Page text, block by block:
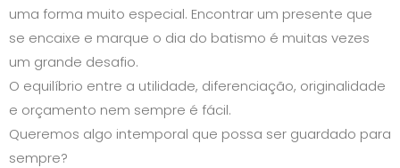
uma forma muito especial. Encontrar um presente que
se encaixe e marque o dia do batismo é muitas vezes
um grande desafio.
O equilíbrio entre a utilidade, diferenciação, originalidade
e orçamento nem sempre é fácil.
Queremos algo intemporal que possa ser guardado para
sempre?